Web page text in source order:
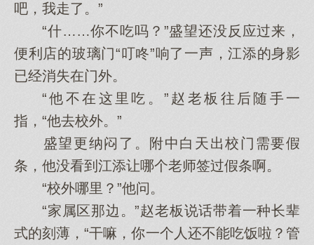
吧，我走了。”
“什……你不吃吗？”盛望还没反应过来，
便利店的玻璃门“叮咚”响了一声，江添的身影
已经消失在门外。
“他不在这里吃。”赵老板往后随手一
指，“他去校外。”
盛望更纳闷了。附中白天出校门需要假
条，他没看到江添让哪个老师签过假条啊。
“校外哪里？”他问。
“家属区那边。”赵老板说话带着一种长辈
式的刻薄，“干嘛，你一个人还不能吃饭啦？管